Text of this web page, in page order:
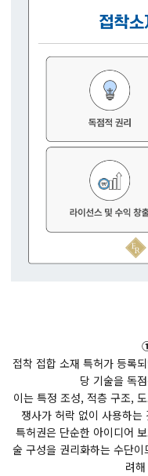
접착 접합 소재 특허가 등록
당 기술을 독
이는 특정 조성, 적층 구조,
쟁사가 허락 없이 사용하
특허권은 단순한 아이디어
술 구성을 권리화하는 수단
려